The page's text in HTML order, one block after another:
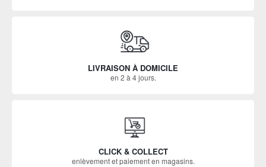
LIVRAISON À DOMICILE
en 2 à 4 jours.
CLICK & COLLECT
enlèvement et paiement en magasins.